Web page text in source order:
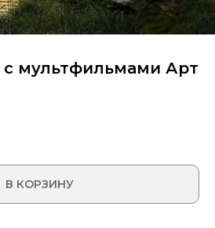
с мультфильмами Арт
В КОРЗИНУ